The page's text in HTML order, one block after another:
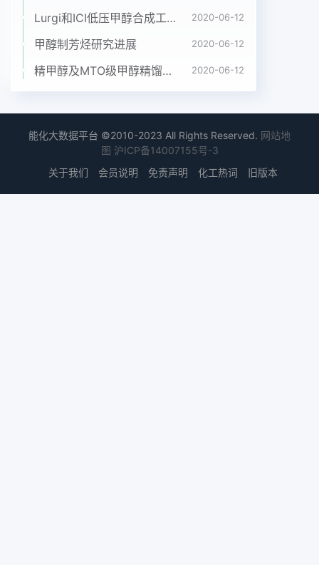
2。二氧化碳气体减压闪蒸带来的冷量就少,造成洗由
于奇数塔盘与偶数塔盘的受液盘错位分涤甲醇温度较
来的液体可直接进入到103负面影响防止洗涤塔出口
H2S和CO2含量超标,层塔盘的受液盘中,不再经过
104层和105层塔增大了洗涤甲醉的流量,结果反而加
剧了系统温盘,其它不改变,这样就可以增加气相中携
带液相度的升高,主要是由于洗涤甲醇的机械动能转
化的沉降距离,减少夹带。第105块塔盘距离塔顶为热
Lurgi和ICI低压甲醇合成工艺比较 2020-06-12
甲醇制芳烃研究进展 2020-06-12
精甲醇及MTO级甲醇精馏工艺技术进展 2020-06-12
能化大数据平台 ©2010-2023 All Rights Reserved. 网站地
图 沪ICP备14007155号-3
关于我们
会员说明 免责声明 化工热词 旧版本